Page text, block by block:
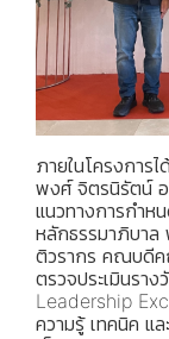
ภายในโครงการ
พงศ์ จิตรนิรัตน์
แนวทางการกำห
หลักธรรมาภิบา
ติวรากร คณบดีค
ตรวจประเมินรา
Leadership
ความรู้ เทคนิค แ